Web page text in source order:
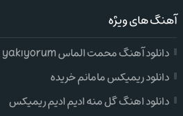
آهنگ های ویژه
دانلود آهنگ محمت الماس gidene yakıyorum
دانلود ریمیکس مامانم خریده
دانلود اهنگ گل منه ادیم ادیم ریمیکس